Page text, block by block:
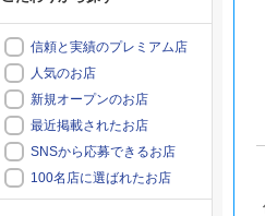
信頼と実績のプレミアム店
人気のお店
新規オープンのお店
最近掲載されたお店
SNSから応募できるお店
100名店に選ばれたお店